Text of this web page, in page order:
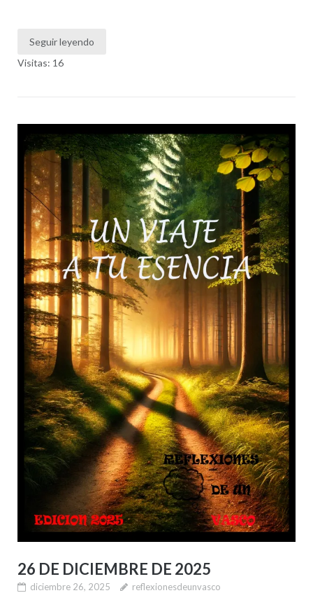
Seguir leyendo
Visitas: 16
26 DE DICIEMBRE DE 2025
diciembre 26, 2025
reflexionesdeunvasco